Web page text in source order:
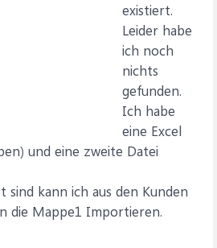
existiert.
Leider habe
ich noch
nichts
gefunden.
Ich habe
eine Excel
und eine zweite Datei
kann ich aus den Kunden
die Mappe1 Importieren.